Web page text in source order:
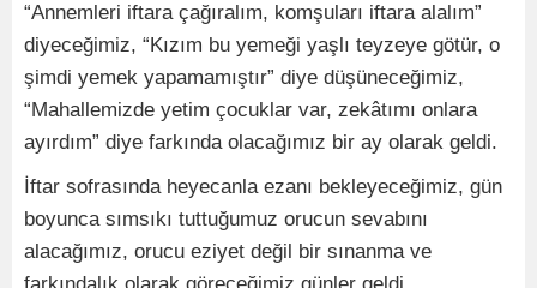
“Annemleri iftara çağıralım, komşuları iftara alalım”
diyeceğimiz, “Kızım bu yemeği yaşlı teyzeye götür, o
şimdi yemek yapamamıştır” diye düşüneceğimiz,
“Mahallemizde yetim çocuklar var, zekâtımı onlara
ayırdım” diye farkında olacağımız bir ay olarak geldi.
İftar sofrasında heyecanla ezanı bekleyeceğimiz, gün
boyunca sımsıkı tuttuğumuz orucun sevabını
alacağımız, orucu eziyet değil bir sınanma ve